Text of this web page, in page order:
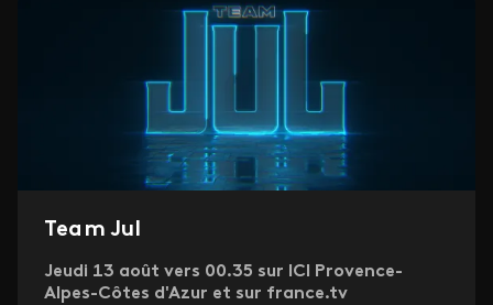
Team Jul
Jeudi 13 août vers 00.35 sur ICI Provence-
Alpes-Côtes d'Azur et sur france.tv